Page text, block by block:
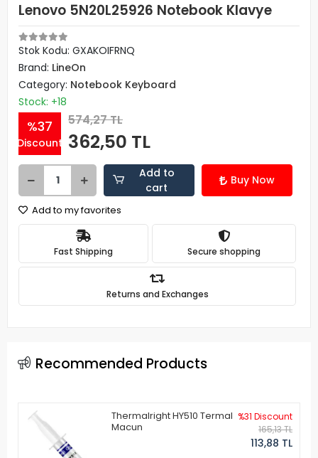
Lenovo 5N20L25926 Notebook Klavye
Stok Kodu: GXAKOIFRNQ
Brand: LineOn
Category: Notebook Keyboard
Stock: +18
%37
Discount
574,27 TL
362,50 TL
Add to
cart
Buy Now
Add to my favorites
Fast Shipping Secure shopping
Returns and Exchanges
Recommended Products
Thermalright HY510 Termal
Macun
%31 Discount
165,13 TL
113,88 TL